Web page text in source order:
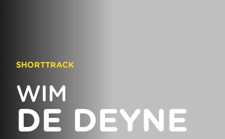
SHORTTRACK
WIM
DE DEYNE